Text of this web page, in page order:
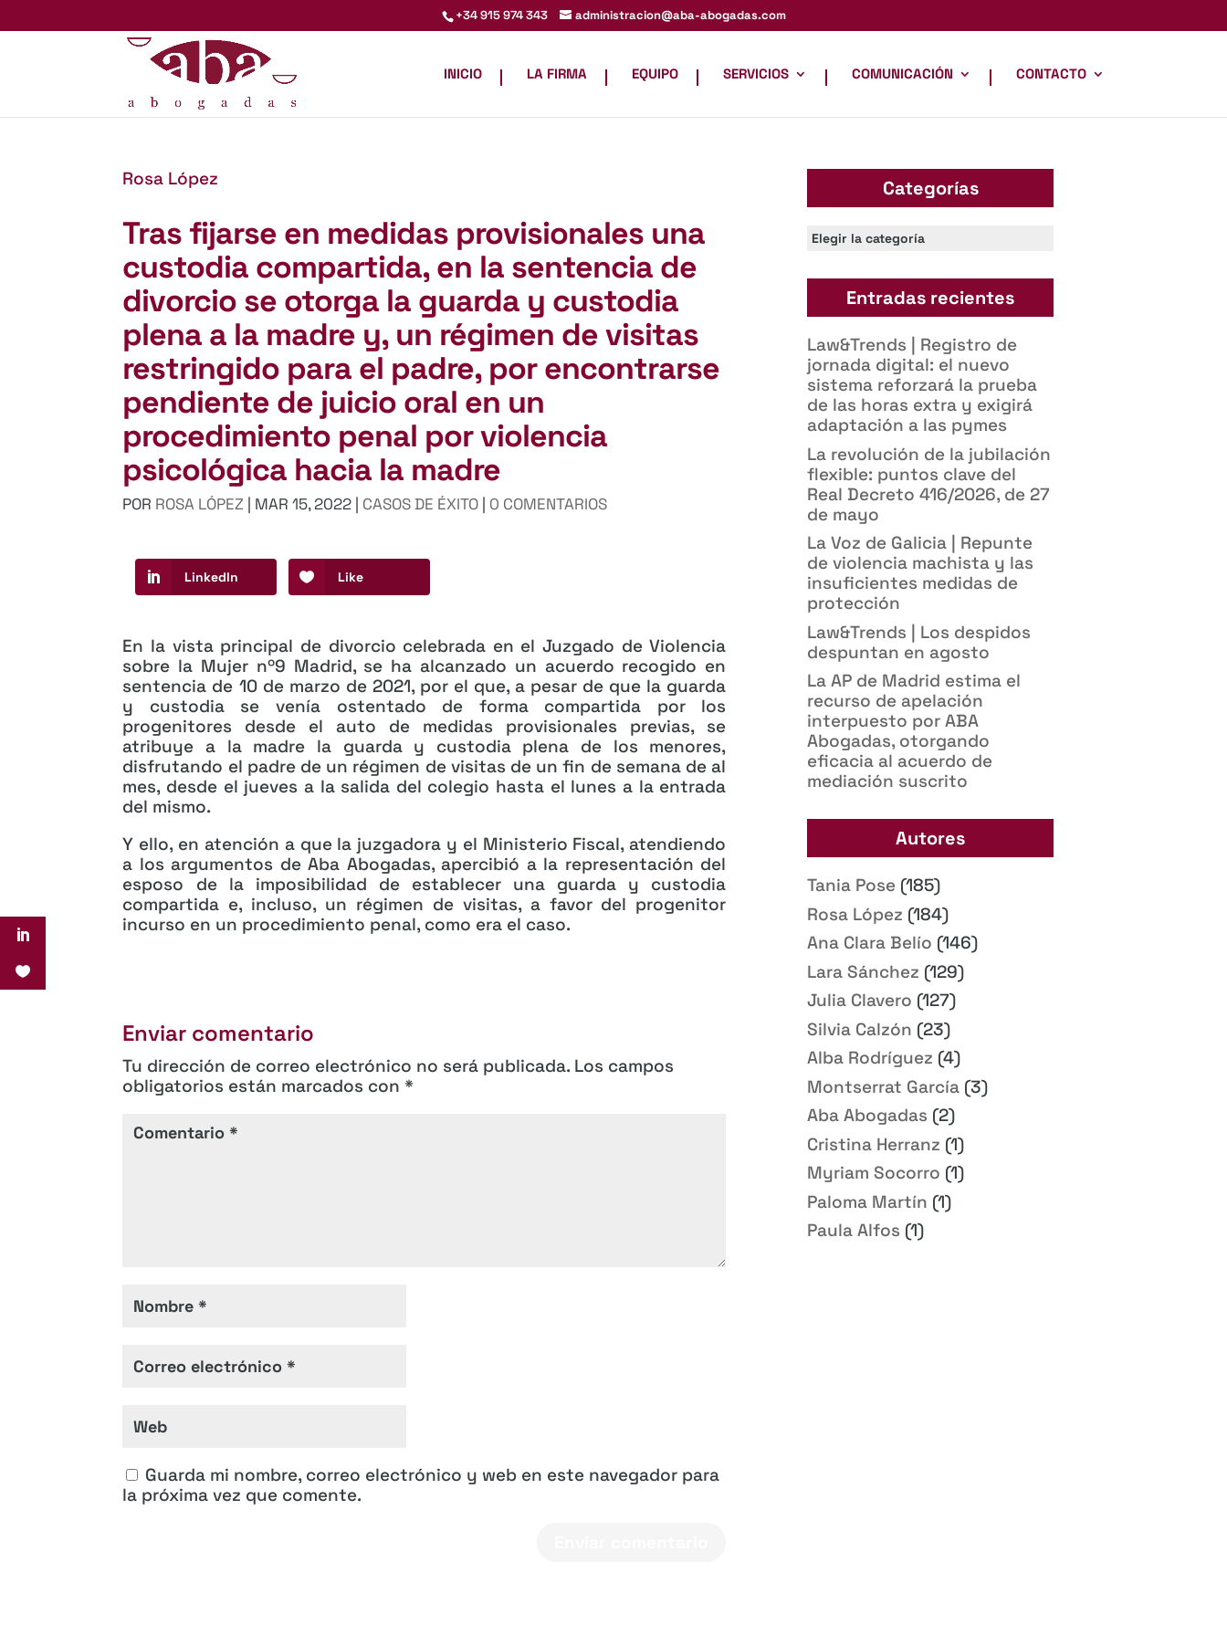
+34 915 974 343 administracion@aba-abogadas.com
INICIO LA FIRMA EQUIPO SERVICIOS COMUNICACIÓN CONTACTO
Rosa López
Tras fijarse en medidas provisionales una
custodia compartida, en la sentencia de
divorcio se otorga la guarda y custodia
plena a la madre y, un régimen de visitas
restringido para el padre, por encontrarse
pendiente de juicio oral en un
procedimiento penal por violencia
psicológica hacia la madre
POR ROSA LÓPEZ | MAR 15, 2022 | CASOS DE ÉXITO | 0 COMENTARIOS
LinkedIn Like
En la vista principal de divorcio celebrada en el Juzgado de Violencia
sobre la Mujer nº9 Madrid, se ha alcanzado un acuerdo recogido en
sentencia de 10 de marzo de 2021, por el que, a pesar de que la guarda
y custodia se venía ostentado de forma compartida por los
progenitores desde el auto de medidas provisionales previas, se
atribuye a la madre la guarda y custodia plena de los menores,
disfrutando el padre de un régimen de visitas de un fin de semana de al
mes, desde el jueves a la salida del colegio hasta el lunes a la entrada
del mismo.
Y ello, en atención a que la juzgadora y el Ministerio Fiscal, atendiendo
a los argumentos de Aba Abogadas, apercibió a la representación del
esposo de la imposibilidad de establecer una guarda y custodia
compartida e, incluso, un régimen de visitas, a favor del progenitor
incurso en un procedimiento penal, como era el caso.
Enviar comentario
Tu dirección de correo electrónico no será publicada. Los campos
obligatorios están marcados con *
Guarda mi nombre, correo electrónico y web en este navegador para
la próxima vez que comente.
Categorías
Categorías
Entradas recientes
Law&Trends | Registro de
jornada digital: el nuevo
sistema reforzará la prueba
de las horas extra y exigirá
adaptación a las pymes
La revolución de la jubilación
flexible: puntos clave del
Real Decreto 416/2026, de 27
de mayo
La Voz de Galicia | Repunte
de violencia machista y las
insuficientes medidas de
protección
Law&Trends | Los despidos
despuntan en agosto
La AP de Madrid estima el
recurso de apelación
interpuesto por ABA
Abogadas, otorgando
eficacia al acuerdo de
mediación suscrito
Autores
Tania Pose (185)
Rosa López (184)
Ana Clara Belío (146)
Lara Sánchez (129)
Julia Clavero (127)
Silvia Calzón (23)
Alba Rodríguez (4)
Montserrat García (3)
Aba Abogadas (2)
Cristina Herranz (1)
Myriam Socorro (1)
Paloma Martín (1)
Paula Alfos (1)